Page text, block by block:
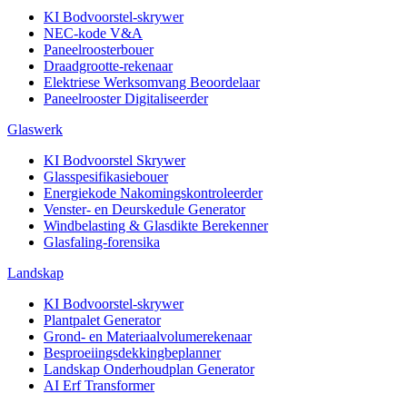
KI Bodvoorstel-skrywer
NEC-kode V&A
Paneelroosterbouer
Draadgrootte-rekenaar
Elektriese Werksomvang Beoordelaar
Paneelrooster Digitaliseerder
Glaswerk
KI Bodvoorstel Skrywer
Glasspesifikasiebouer
Energiekode Nakomingskontroleerder
Venster- en Deurskedule Generator
Windbelasting & Glasdikte Berekenner
Glasfaling-forensika
Landskap
KI Bodvoorstel-skrywer
Plantpalet Generator
Grond- en Materiaalvolumerekenaar
Besproeiingsdekkingbeplanner
Landskap Onderhoudplan Generator
AI Erf Transformer